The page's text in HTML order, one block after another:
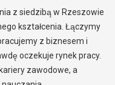
z siedzibą w Rzeszowie
kształcenia. Łączymy
z biznesem i
oczekuje rynek pracy.
zawodowe, a